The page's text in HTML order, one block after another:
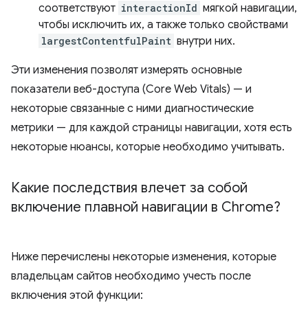
соответствуют interactionId мягкой навигации,
чтобы исключить их, а также только свойствами
largestContentfulPaint внутри них.
Эти изменения позволят измерять основные
показатели веб-доступа (Core Web Vitals) — и
некоторые связанные с ними диагностические
метрики — для каждой страницы навигации, хотя есть
некоторые нюансы, которые необходимо учитывать.
Какие последствия влечет за собой
включение плавной навигации в Chrome?
Ниже перечислены некоторые изменения, которые
владельцам сайтов необходимо учесть после
включения этой функции: